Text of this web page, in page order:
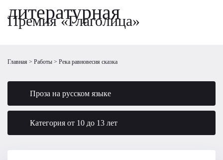
литературная
Премия «Глаголица»
Главная Работы Река равновесия сказка
Проза на русском языке
Категория от 10 до 13 лет